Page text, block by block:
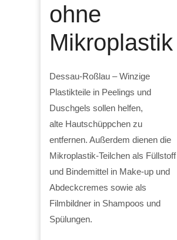
ohne
Mikroplastik
Dessau-Roßlau – Winzige
Plastikteile in Peelings und
Duschgels sollen helfen,
alte Hautschüppchen zu
entfernen. Außerdem dienen die
Mikroplastik-Teilchen als Füllstoff
und Bindemittel in Make-up und
Abdeckcremes sowie als
Filmbildner in Shampoos und
Spülungen.